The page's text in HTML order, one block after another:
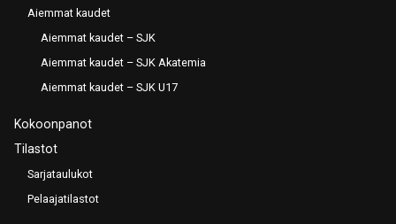
Aiemmat kaudet
Aiemmat kaudet – SJK
Aiemmat kaudet – SJK Akatemia
Aiemmat kaudet – SJK U17
Kokoonpanot
Tilastot
Sarjataulukot
Pelaajatilastot